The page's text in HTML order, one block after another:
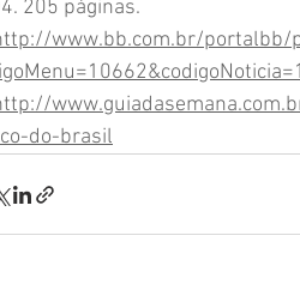
205 páginas.
www.bb.com.br/portalbb/
do-brasil